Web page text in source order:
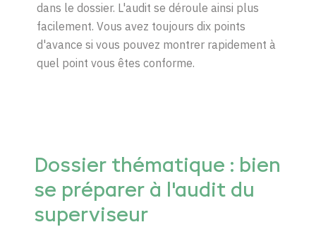
dans le dossier. L'audit se déroule ainsi plus
facilement. Vous avez toujours dix points
d'avance si vous pouvez montrer rapidement à
quel point vous êtes conforme.
Dossier thématique : bien
se préparer à l'audit du
superviseur